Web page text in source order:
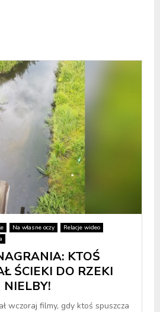
Na własne oczy
Relacje wideo
KTOŚ
ŚCIEKI DO RZEKI
NIELBY!
wczoraj filmy, gdy ktoś spuszcza